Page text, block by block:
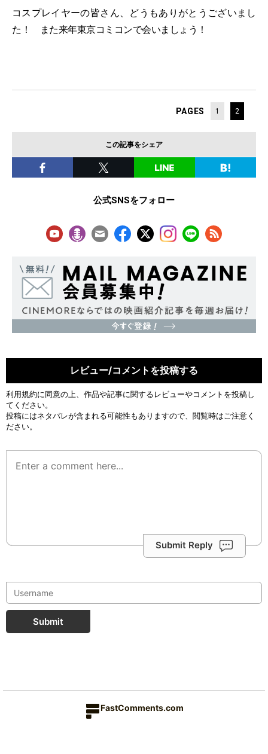
コスプレイヤーの皆さん、どうもありがとうございまし
た！ また来年東京コミコンで会いましょう！
PAGES 1 2
この記事をシェア
公式SNSをフォロー
レビュー/コメントを投稿する
利用規約に同意の上、作品や記事に関するレビューやコメントを投稿し
てください。
投稿にはネタバレが含まれる可能性もありますので、閲覧時はご注意く
ださい。
Submit Reply
Submit
FastComments.com